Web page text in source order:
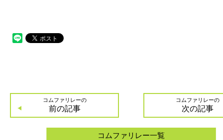
コムファリレーの
前の記事
コムファリレー一覧
コムファリレーの
次の記事